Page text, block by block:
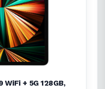
WiFi + 5G 128GB,